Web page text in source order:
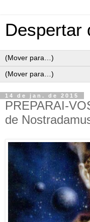
Despertar
14 de jan. de 2015
PREPARAI-
de